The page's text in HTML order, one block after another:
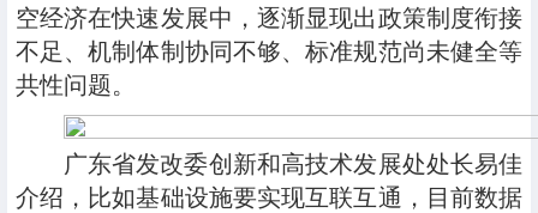
空经济在快速发展中，逐渐显现出政策制度衔接
不足、机制体制协同不够、标准规范尚未健全等
共性问题。
广东省发改委创新和高技术发展处处长易佳
介绍，比如基础设施要实现互联互通，目前数据